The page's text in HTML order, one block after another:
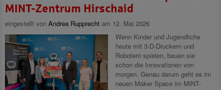
MINT-Zentrum Hirschaid
eingestellt von Andrea Rupprecht am 12. Mai 2026
Wenn Kinder und Jugendliche
heute mit 3‑D‑Druckern und
Robotern spielen, bauen sie
schon die Innovationen von
morgen. Genau darum geht es im
neuen Maker Space im MINT-